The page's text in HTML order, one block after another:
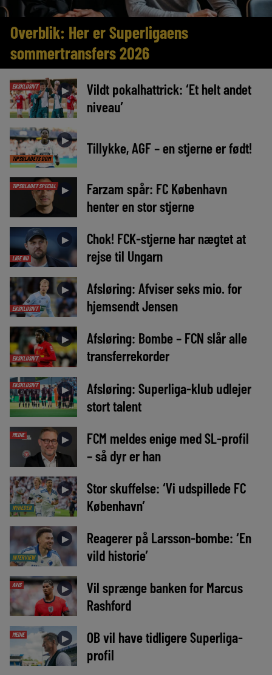
Overblik: Her er Superligaens
sommertransfers 2026
EKSKLUSIVT ►
Vildt pokalhattrick: ‘Et helt andet
niveau’
TIPSBLADETS DOM
► Tillykke, AGF – en stjerne er født!
TIPSBLADET SPECIAL ►
Farzam spår: FC København
henter en stor stjerne
LIGE NU
►
Chok! FCK-stjerne har nægtet at
rejse til Ungarn
EKSKLUSIVT
►
Afsløring: Afviser seks mio. for
hjemsendt Jensen
EKSKLUSIVT
►
Afsløring: Bombe – FCN slår alle
transferrekorder
EKSKLUSIVT ►
Afsløring: Superliga-klub udlejer
stort talent
MEDIE ►
FCM meldes enige med SL-profil
– så dyr er han
NYHEDER
►
Stor skuffelse: ‘Vi udspillede FC
København’
INTERVIEW
►
Reagerer på Larsson-bombe: ‘En
vild historie’
AVIS ►
Vil sprænge banken for Marcus
Rashford
MEDIE ►
OB vil have tidligere Superliga-
profil